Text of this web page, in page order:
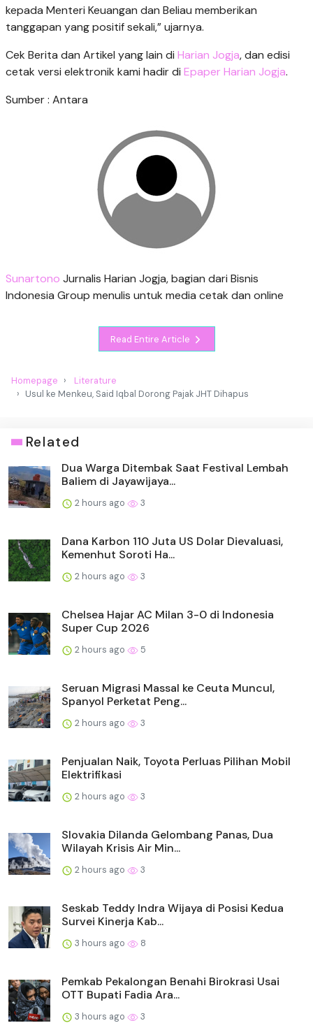
kepada Menteri Keuangan dan Beliau memberikan
tanggapan yang positif sekali,” ujarnya.
Cek Berita dan Artikel yang lain di Harian Jogja, dan edisi
cetak versi elektronik kami hadir di Epaper Harian Jogja.
Sumber : Antara
Sunartono Jurnalis Harian Jogja, bagian dari Bisnis
Indonesia Group menulis untuk media cetak dan online
Read Entire Article
Homepage
Literature
Usul ke Menkeu, Said Iqbal Dorong Pajak JHT Dihapus
Related
Dua Warga Ditembak Saat Festival Lembah
Baliem di Jayawijaya...
2 hours ago 3
Dana Karbon 110 Juta US Dolar Dievaluasi,
Kemenhut Soroti Ha...
2 hours ago 3
Chelsea Hajar AC Milan 3-0 di Indonesia
Super Cup 2026
2 hours ago 5
Seruan Migrasi Massal ke Ceuta Muncul,
Spanyol Perketat Peng...
2 hours ago 3
Penjualan Naik, Toyota Perluas Pilihan Mobil
Elektrifikasi
2 hours ago 3
Slovakia Dilanda Gelombang Panas, Dua
Wilayah Krisis Air Min...
2 hours ago 3
Seskab Teddy Indra Wijaya di Posisi Kedua
Survei Kinerja Kab...
3 hours ago 8
Pemkab Pekalongan Benahi Birokrasi Usai
OTT Bupati Fadia Ara...
3 hours ago 3